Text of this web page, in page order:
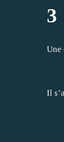
3
Une
Il